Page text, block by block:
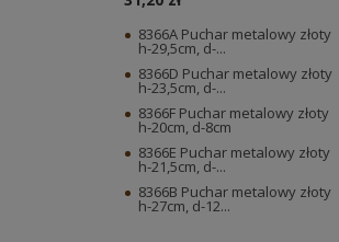
8366A Puchar metalowy złoty
h-29,5cm, d-...
8366D Puchar metalowy złoty
h-23,5cm, d-...
8366F Puchar metalowy złoty
h-20cm, d-8cm
8366E Puchar metalowy złoty
h-21,5cm, d-...
8366B Puchar metalowy złoty
h-27cm, d-12...